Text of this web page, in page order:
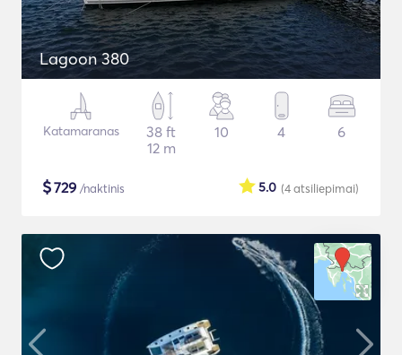
Lagoon 380
Katamaranas
38 ft
12 m
10 4 6
$729 /naktinis (4atsiliepimai)
5.0